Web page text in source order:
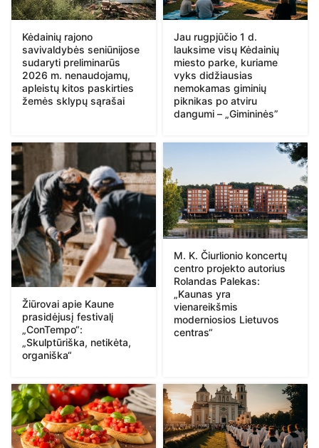
Kėdainių rajono
savivaldybės seniūnijose
sudaryti preliminarūs
2026 m. nenaudojamų,
apleistų kitos paskirties
žemės sklypų sąrašai
Jau rugpjūčio 1 d.
lauksime visų Kėdainių
miesto parke, kuriame
vyks didžiausias
nemokamas giminių
piknikas po atviru
dangumi – „Gimininės”
Žiūrovai apie Kaune
prasidėjusį festivalį
„ConTempo“:
„Skulptūriška, netikėta,
organiška“
M. K. Čiurlionio koncertų
centro projekto autorius
Rolandas Palekas:
„Kaunas yra
vienareikšmis
moderniosios Lietuvos
centras“